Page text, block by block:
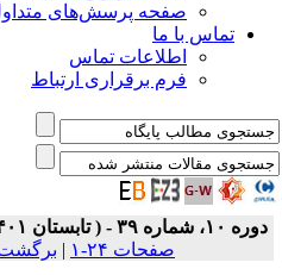
صفحه پرسش‌های متداول
تماس با ما
اطلاعات تماس
فرم برقراری ارتباط
دوره ۱۰، شماره ۳۹ - ( تابستان ۱۴۰۱ )
صفحات ۲۴-۱
| برگشت